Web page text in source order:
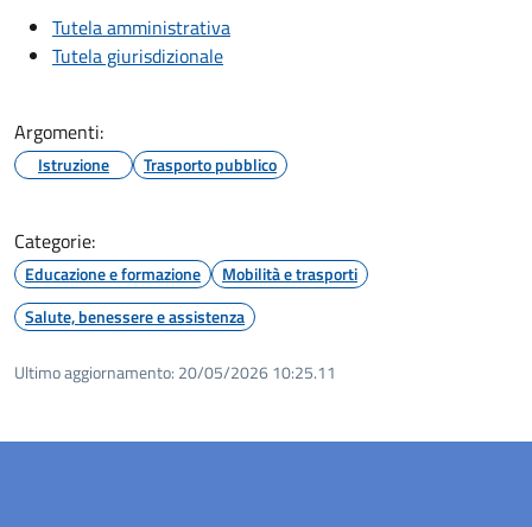
Tutela amministrativa
Tutela giurisdizionale
Argomenti:
Istruzione Trasporto pubblico
Categorie:
Educazione e formazione
Mobilità e trasporti
Salute, benessere e assistenza
Ultimo aggiornamento: 20/05/2026 10:25.11